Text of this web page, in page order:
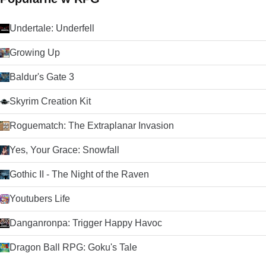
Undertale: Underfell
Growing Up
Baldur's Gate 3
Skyrim Creation Kit
Roguematch: The Extraplanar Invasion
Yes, Your Grace: Snowfall
Gothic II - The Night of the Raven
Youtubers Life
Danganronpa: Trigger Happy Havoc
Dragon Ball RPG: Goku's Tale